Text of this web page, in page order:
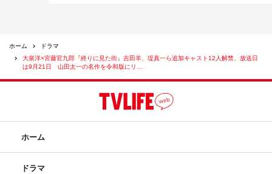
いう気持ちになっている人もいたと思うんです。でも、そ
ういうことから離れてきている時代にこそ、宮藤くんの脚
本ならではの軽快さとドラマとしての面白さと最終的にき
ちんと“戦争の悲惨さ”を訴えていくというのはとても意義
大きいと思います。
ホーム
ドラマ
大泉洋×宮藤官九郎『終りに見た街』吉田羊、堤真一ら追加キャスト12人解禁、放送日
は9月21日 山田太一の名作を令和版にリ…
ホーム
ドラマ